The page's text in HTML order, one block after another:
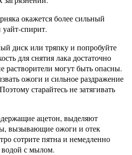
окажется более сильный
уайт-спирит.
диск или тряпку и попробуйте
для снятия лака достаточно
растворители могут быть опасны.
ожоги и сильное раздражение
старайтесь не затягивать
ацетон, выделяют
вызывающие ожоги и отек
сотрите пятна и немедленно
с мылом.